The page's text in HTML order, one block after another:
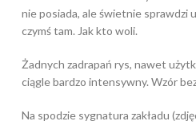
nie posiada, ale świetnie sprawdzi
czymś tam. Jak kto woli.
Żadnych zadrapań rys, nawet
ciągle bardzo intensywny. Wzór
Na spodzie sygnatura zakładu